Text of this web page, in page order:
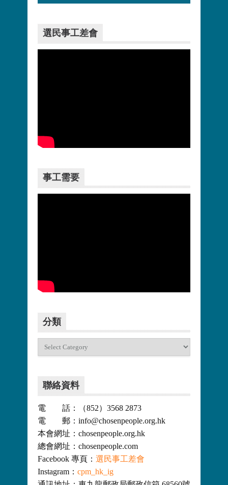
選民事工差會
事工需要
分類
聯絡資料
電 話：（852）3568 2873
電 郵：info@chosenpeople.org.hk
本會網址：chosenpeople.org.hk
總會網址：chosenpeople.com
Facebook 專頁： 選民事工差會
Instagram： cpm_hk_ig